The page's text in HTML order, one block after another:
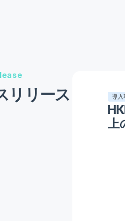
リリース 導入
上